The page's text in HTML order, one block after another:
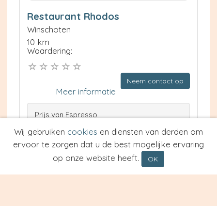
Restaurant Rhodos
Winschoten
10 km
Waardering:
Neem contact op
Meer informatie
Prijs van Espresso
Prijs van Cappuccino
Type
Wij gebruiken cookies en diensten van derden om
ervoor te zorgen dat u de best mogelijke ervaring
op onze website heeft.
OK